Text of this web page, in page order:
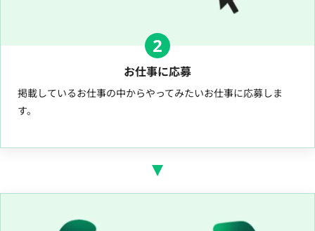
2
お仕事に応募
掲載しているお仕事の中からやってみたいお仕事に応募しま
す。